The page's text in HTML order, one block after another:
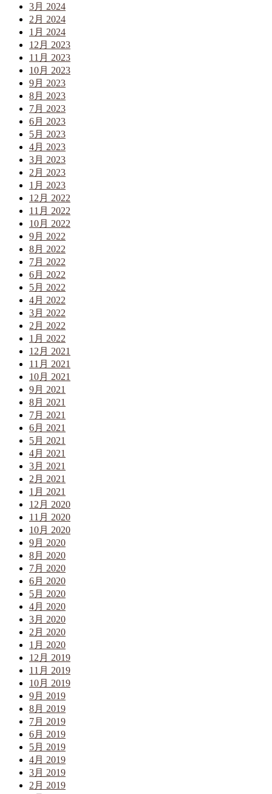
3月 2024
2月 2024
1月 2024
12月 2023
11月 2023
10月 2023
9月 2023
8月 2023
7月 2023
6月 2023
5月 2023
4月 2023
3月 2023
2月 2023
1月 2023
12月 2022
11月 2022
10月 2022
9月 2022
8月 2022
7月 2022
6月 2022
5月 2022
4月 2022
3月 2022
2月 2022
1月 2022
12月 2021
11月 2021
10月 2021
9月 2021
8月 2021
7月 2021
6月 2021
5月 2021
4月 2021
3月 2021
2月 2021
1月 2021
12月 2020
11月 2020
10月 2020
9月 2020
8月 2020
7月 2020
6月 2020
5月 2020
4月 2020
3月 2020
2月 2020
1月 2020
12月 2019
11月 2019
10月 2019
9月 2019
8月 2019
7月 2019
6月 2019
5月 2019
4月 2019
3月 2019
2月 2019